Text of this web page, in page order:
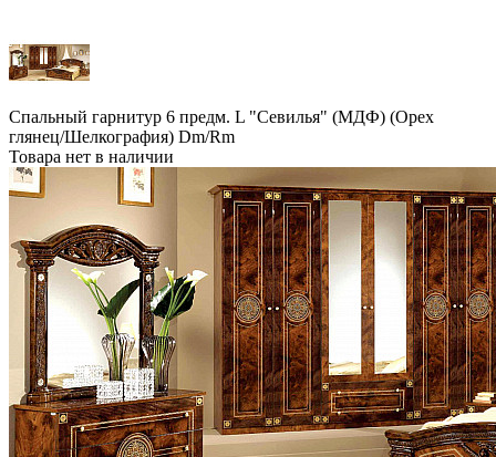
Спальный гарнитур 6 предм. L "Севилья" (МДФ) (Орех
глянец/Шелкография) Dm/Rm
Товара нет в наличии